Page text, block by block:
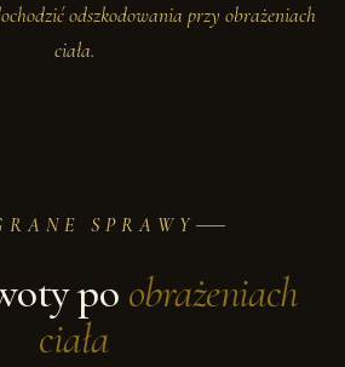
odszkodowania przy obrażeniach
ciała.
SPRAWY
po obrażeniach
ciała